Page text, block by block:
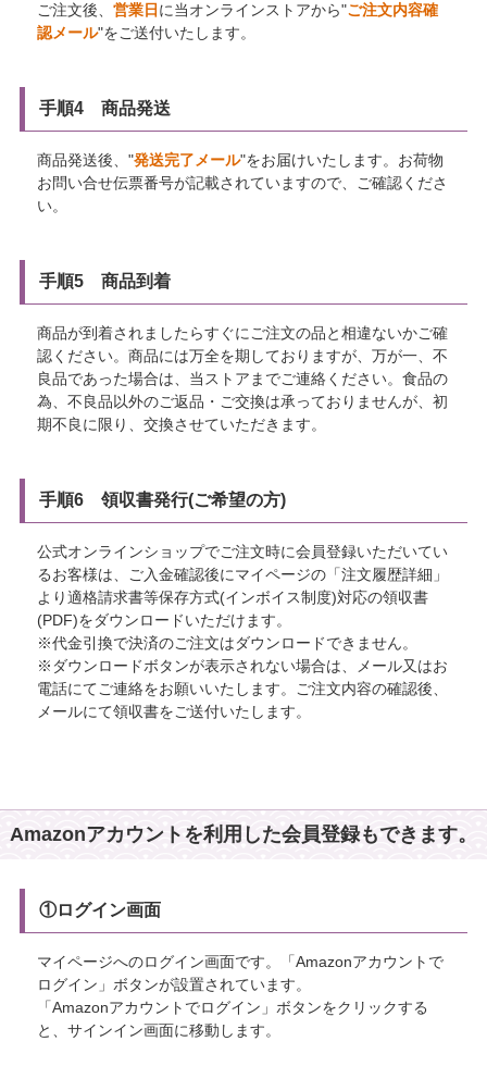
ご注文後、営業日 に当オンラインストアから"ご注文内容確
認メール"をご送付いたします。
手順4 商品発送
商品発送後、"発送完了メール"をお届けいたします。お荷物
お問い合せ伝票番号が記載されていますので、ご確認くださ
い。
手順5 商品到着
商品が到着されましたらすぐにご注文の品と相違ないかご確
認ください。商品には万全を期しておりますが、万が一、不
良品であった場合は、当ストアまでご連絡ください。食品の
為、不良品以外のご返品・ご交換は承っておりませんが、初
期不良に限り、交換させていただきます。
手順6 領収書発行(ご希望の方)
公式オンラインショップでご注文時に会員登録いただいてい
るお客様は、ご入金確認後にマイページの「注文履歴詳細」
より適格請求書等保存方式(インボイス制度)対応の領収書
(PDF)をダウンロードいただけます。
※代金引換で決済のご注文はダウンロードできません。
※ダウンロードボタンが表示されない場合は、メール又はお
電話にてご連絡をお願いいたします。ご注文内容の確認後、
メールにて領収書をご送付いたします。
Amazonアカウントを利用した会員登録もできます。
①ログイン画面
マイページへのログイン画面です。「Amazonアカウントで
ログイン」ボタンが設置されています。
「Amazonアカウントでログイン」ボタンをクリックする
と、サインイン画面に移動します。